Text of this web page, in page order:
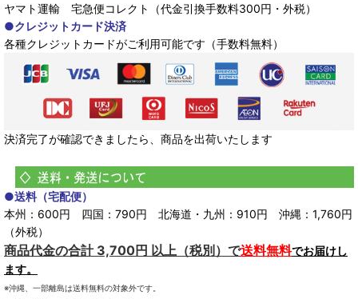
ヤマト運輸 宅急便コレクト（代金引換手数料300円・外税）
●クレジットカード決済
各種クレジットカードがご利用可能です（手数料無料）
決済完了が確認できましたら、商品を出荷いたします
●送料（宅配便）
本州：600円 四国：790円 北海道・九州：910円 沖縄：1,760円
（外税）
商品代金の合計 3,700円 以上（税別）で送料無料でお届けし
ます。
※沖縄、一部離島は送料無料の対象外です。